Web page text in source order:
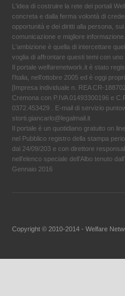
L'idea di costruire la rete dei portali
concreta e dalla ferma volontà di
opportunità e dei diritti alla persona,
comunicazione e migliore informazione.
L'ambizione è quella di intercettare
voglia di affrontare questi temi con
Il portale welfarenetwork.it è stato
l'Italia, nell’ottobre 2005 ed è oggi
[Impresa individuale n. REA CR-
Cremona con P.IVA 01493300196 e
0372.453429 . E-mail di servizio
storti.giancarlo@legalmail.it
Il portale è un quotidiano gratuito on
nel Pubblico registro della stampa
dal 24/09/203 e con direttore
nell’elenco speciale dell’Albo tenuto
Gennaio 2016
Copyright © 2010-2014 - Welfare